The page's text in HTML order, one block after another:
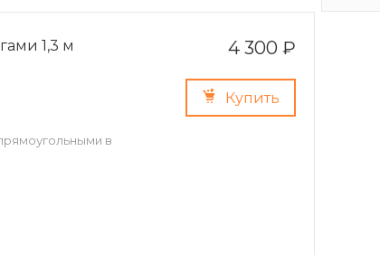
4 300 ₽
Купить
1,3 м
в